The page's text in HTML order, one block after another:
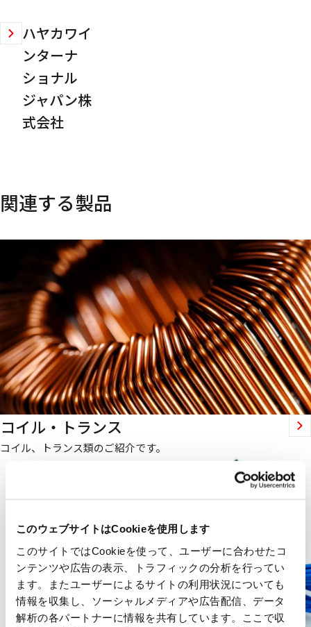
このウェブサイトはCookieを使用します
このサイトではCookieを使って、ユーザーに合わせたコ
ンテンツや広告の表示、トラフィックの分析を行ってい
ます。またユーザーによるサイトの利用状況についても
情報を収集し、ソーシャルメディアや広告配信、データ
解析の各パートナーに情報を共有しています。ここで収
ハヤカワイ
ンターナ
ショナル
ジャパン株
式会社
関連する製品
コイル・トランス
コイル、トランス類のご紹介です。